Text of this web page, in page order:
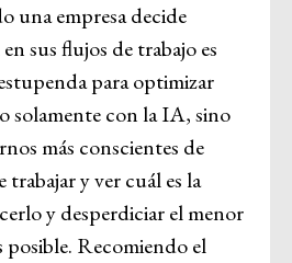
una empresa decide
sus flujos de trabajo es
para optimizar
solamente con la IA, sino
más conscientes de
y ver cuál es la
y desperdiciar el menor
posible. Recomiendo el